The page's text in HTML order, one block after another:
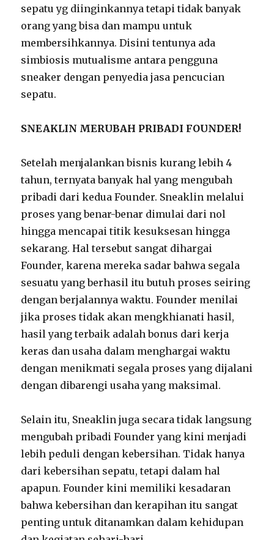
sepatu yg diinginkannya tetapi tidak banyak
orang yang bisa dan mampu untuk
membersihkannya. Disini tentunya ada
simbiosis mutualisme antara pengguna
sneaker dengan penyedia jasa pencucian
sepatu.
SNEAKLIN MERUBAH PRIBADI FOUNDER!
Setelah menjalankan bisnis kurang lebih 4
tahun, ternyata banyak hal yang mengubah
pribadi dari kedua Founder. Sneaklin melalui
proses yang benar-benar dimulai dari nol
hingga mencapai titik kesuksesan hingga
sekarang. Hal tersebut sangat dihargai
Founder, karena mereka sadar bahwa segala
sesuatu yang berhasil itu butuh proses seiring
dengan berjalannya waktu. Founder menilai
jika proses tidak akan mengkhianati hasil,
hasil yang terbaik adalah bonus dari kerja
keras dan usaha dalam menghargai waktu
dengan menikmati segala proses yang dijalani
dengan dibarengi usaha yang maksimal.
Selain itu, Sneaklin juga secara tidak langsung
mengubah pribadi Founder yang kini menjadi
lebih peduli dengan kebersihan. Tidak hanya
dari kebersihan sepatu, tetapi dalam hal
apapun. Founder kini memiliki kesadaran
bahwa kebersihan dan kerapihan itu sangat
penting untuk ditanamkan dalam kehidupan